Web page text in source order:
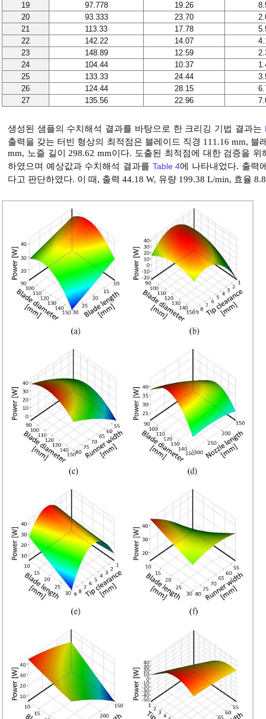
19
97.778 19.26
20
93.333 23.70
21
113.33 17.78
22
142.22 14.07
23
148.89 12.59
24
104.44 10.37
25
133.33 24.44
26
124.44 28.15
27
135.56 22.96
생성된 샘플의 수치해석 결과를 바탕으로 한 크리깅 기법 결과는
출력을 갖는 터빈 형상의 최적점은 블레이드 직경 111.16 mm, 블
mm, 노즐 길이 298.62 mm이다. 도출된 최적점에 대한 검증을
하였으며 예상값과 수치해석 결과를 Table 4에 나타내었다. 출력
다고 판단하였다. 이 때, 출력 44.18 W, 유량 199.38 L/min, 효율